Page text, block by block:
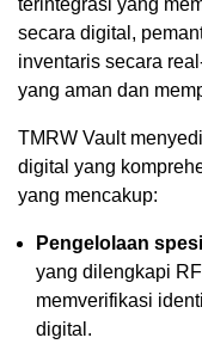
terintegrasi yang
secara digital,
inventaris secara
yang aman dan
TMRW Vault
digital yang
yang mencakup:
Pengelolaan
yang dilengkapi
memverifikasi
digital.